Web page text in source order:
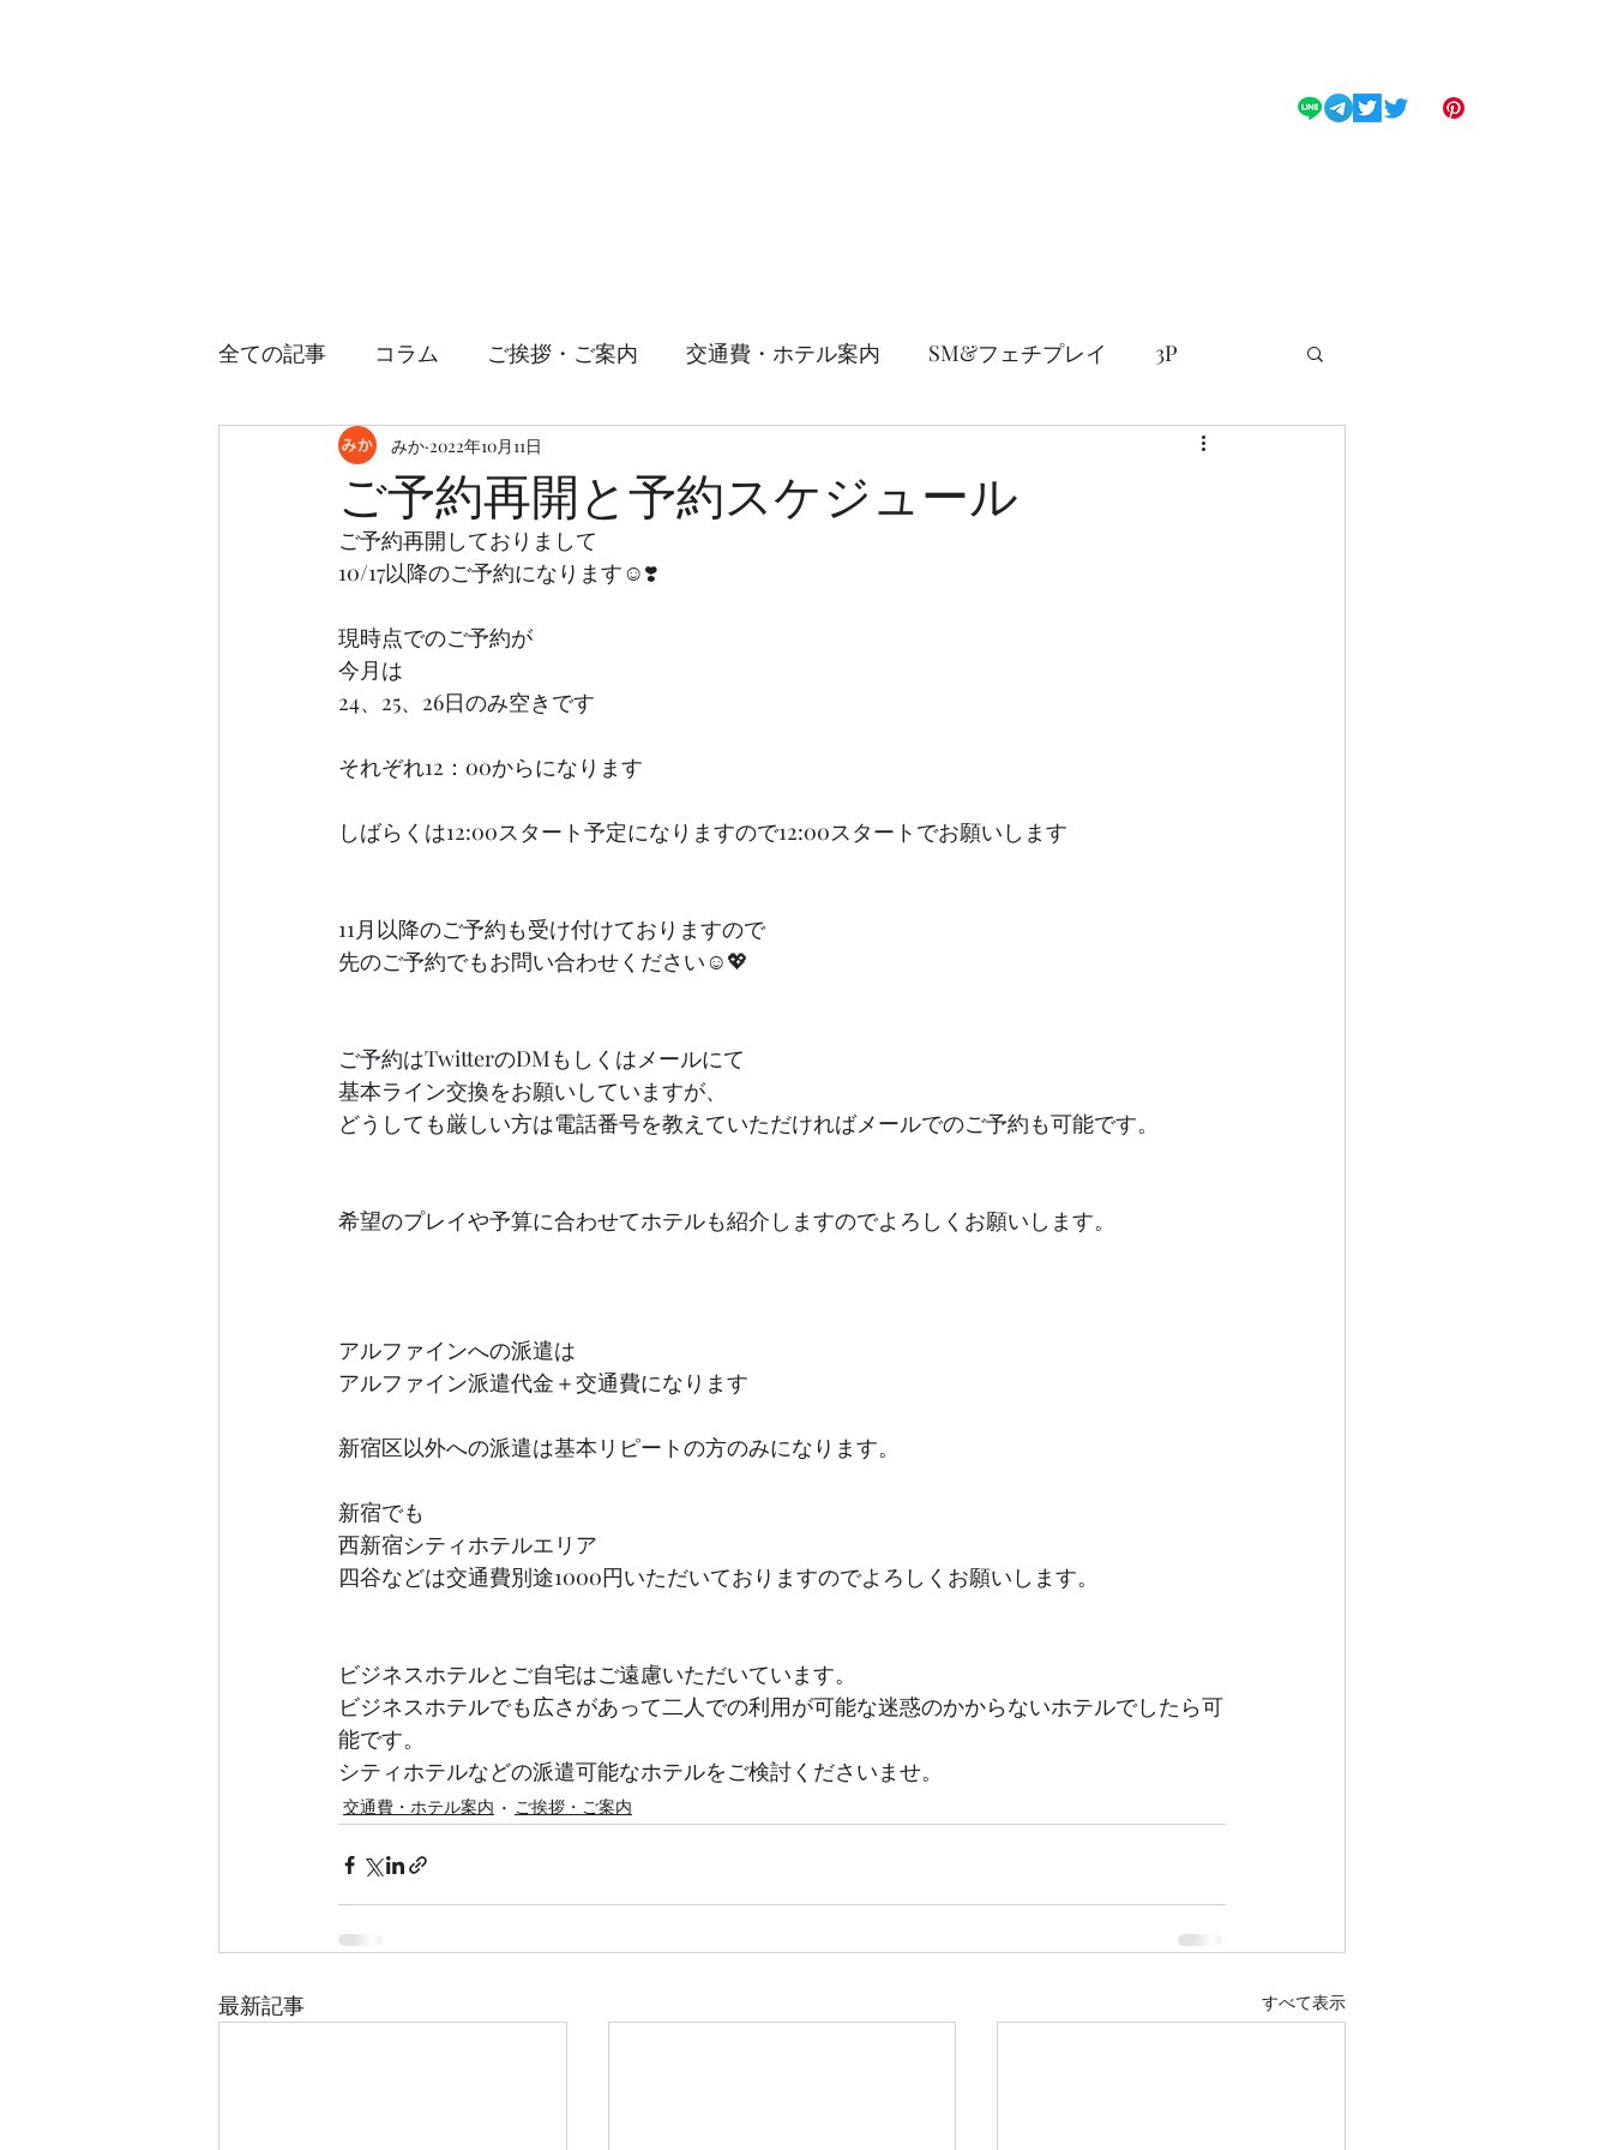
全ての記事 コラム ご挨拶・ご案内 交通費・ホテル案内 SM&フェチプレイ 3P
日常・趣味 ENGLISH
ご予約再開と予約スケジュール
みか 2022年10月11日
ご予約再開しておりまして
10/17以降のご予約になります☺️❣️
現時点でのご予約が
今月は
24、25、26日のみ空きです
それぞれ12：00からになります
しばらくは12:00スタート予定になりますので12:00スタートでお願いします
11月以降のご予約も受け付けておりますので
先のご予約でもお問い合わせください☺️💖
ご予約はTwitterのDMもしくはメールにて
基本ライン交換をお願いしていますが、
どうしても厳しい方は電話番号を教えていただければメールでのご予約も可能です。
希望のプレイや予算に合わせてホテルも紹介しますのでよろしくお願いします。
アルファインへの派遣は
アルファイン派遣代金＋交通費になります
新宿区以外への派遣は基本リピートの方のみになります。
新宿でも
西新宿シティホテルエリア
四谷などは交通費別途1000円いただいておりますのでよろしくお願いします。
ビジネスホテルとご自宅はご遠慮いただいています。
ビジネスホテルでも広さがあって二人での利用が可能な迷惑のかからないホテルでしたら可
能です。
シティホテルなどの派遣可能なホテルをご検討くださいませ。
交通費・ホテル案内 ご挨拶・ご案内
最新記事 すべて表示